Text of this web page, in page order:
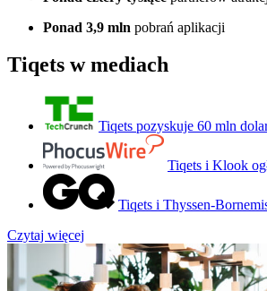
Ponad 3,9 mln pobrań aplikacji
Tiqets w mediach
Tiqets pozyskuje 60 mln
Tiqets i Klook
Tiqets i Thyssen-
Czytaj więcej